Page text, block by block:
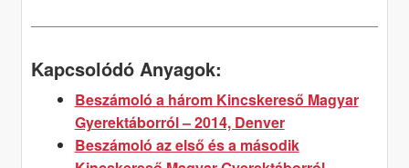
Kapcsolódó Anyagok:
Beszámoló a három Kincskereső Magyar
Gyerektáborról – 2014, Denver
Beszámoló az első és a második